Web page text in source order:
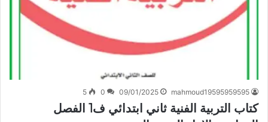
mahmoud19595959595
09/01/2025
0
5
كتاب التربية الفنية ثاني ابتدائي ف1 الفصل